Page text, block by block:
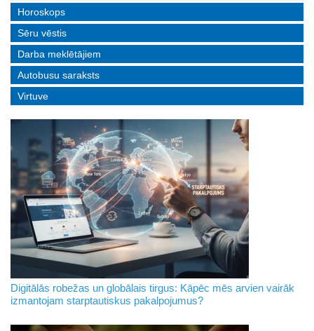
Horoskops
Sēru vēstis
Darba meklētājiem
Autobusu saraksts
Virtuve
Digitālās robežas un globālais tirgus: Kāpēc mēs arvien vairāk
izmantojam starptautiskus pakalpojumus?